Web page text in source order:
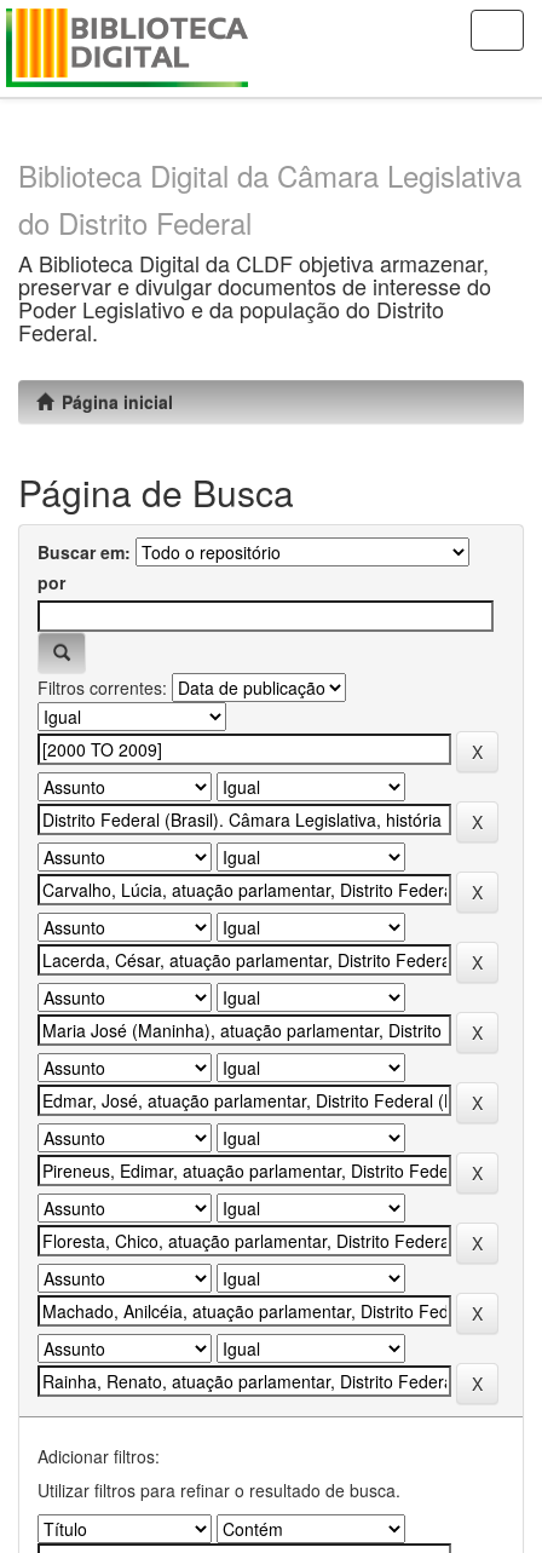
Skip
Biblioteca Digital da Câmara Legislativa
do Distrito Federal
A Biblioteca Digital da CLDF objetiva armazenar,
preservar e divulgar documentos de interesse do
Poder Legislativo e da população do Distrito
Federal.
Página inicial
Página de Busca
Buscar em:
por
Filtros correntes:
Adicionar filtros:
Utilizar filtros para refinar o resultado de busca.